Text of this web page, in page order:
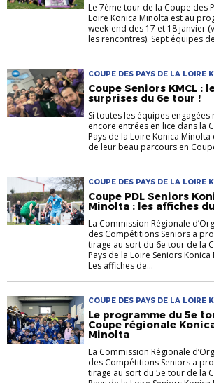
Le 7ème tour de la Coupe des
Loire Konica Minolta est au
week-end des 17 et 18 janvier
les rencontres). Sept équipes
COUPE DES PAYS DE LA LOIRE
MINOLTA
Coupe Seniors KMCL :
surprises du 6e tour !
Si toutes les équipes engagées
encore entrées en lice dans la
Pays de la Loire Konica Minolta
de leur beau parcours en
COUPE DES PAYS DE LA LOIRE
MINOLTA
Coupe PDL Seniors
Minolta : les affiches
La Commission Régionale
des Compétitions Seniors a
tirage au sort du 6e tour de la
Pays de la Loire Seniors Konica
Les affiches de...
COUPE DES PAYS DE LA LOIRE
MINOLTA COUPE PAYS DE LA
Le programme du 5e
Coupe régionale
Minolta
La Commission Régionale
des Compétitions Seniors a
tirage au sort du 5e tour de la